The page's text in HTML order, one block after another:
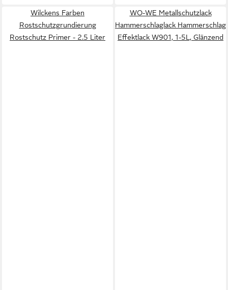
Wilckens Farben
Rostschutzgrundierung
Rostschutz Primer - 2.5 Liter
WO-WE Metallschutzlack
Hammerschlaglack Hammerschlag
Effektlack W901, 1-5L, Glänzend